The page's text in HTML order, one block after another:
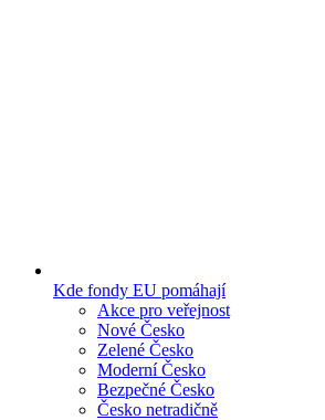
Kde fondy EU pomáhají
Akce pro veřejnost
Nové Česko
Zelené Česko
Moderní Česko
Bezpečné Česko
Česko netradičně